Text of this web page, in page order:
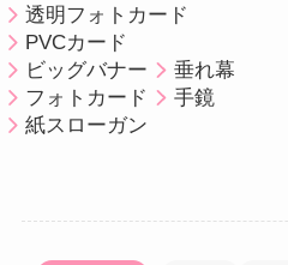
透明フォトカード
PVCカード
ビッグバナー
垂れ幕
フォトカード
手鏡
紙スローガン